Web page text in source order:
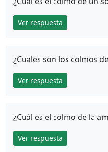
Ver respuesta
¿Cuales son los colmos
Ver respuesta
¿Cuál es el colmo de la
Ver respuesta